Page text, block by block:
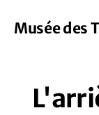
Musée des